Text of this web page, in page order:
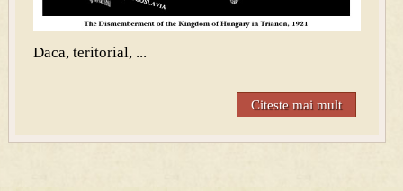
Daca, teritorial, ...
Citeste mai mult